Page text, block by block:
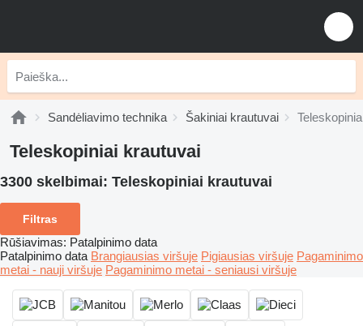
Sandėliavimo technika Šakiniai krautuvai
Teleskopiniai krautuvai
3300 skelbimai: Teleskopiniai krautuvai
Filtras
Rūšiavimas: Patalpinimo data
Patalpinimo data Brangiausias viršuje Pigiausias viršuje Pagaminimo
metai - nauji viršuje Pagaminimo metai - seniausi viršuje